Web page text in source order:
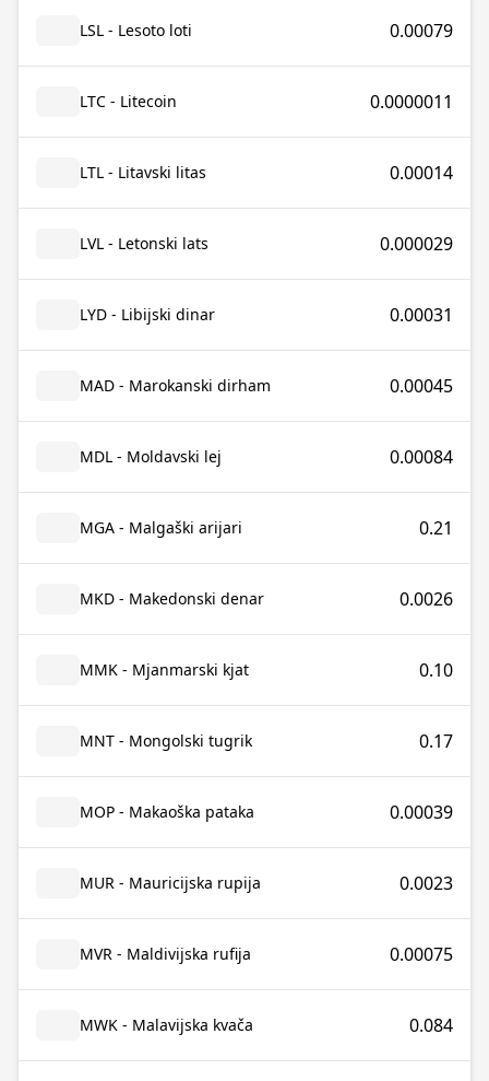
LSL - Lesoto loti 0.00079
LTC - Litecoin 0.0000011
LTL - Litavski litas 0.00014
LVL - Letonski lats 0.000029
LYD - Libijski dinar 0.00031
MAD - Marokanski dirham 0.00045
MDL - Moldavski lej 0.00084
MGA - Malgaški arijari 0.21
MKD - Makedonski denar 0.0026
MMK - Mjanmarski kjat 0.10
MNT - Mongolski tugrik 0.17
MOP - Makaoška pataka 0.00039
MUR - Mauricijska rupija 0.0023
MVR - Maldivijska rufija 0.00075
MWK - Malavijska kvača 0.084